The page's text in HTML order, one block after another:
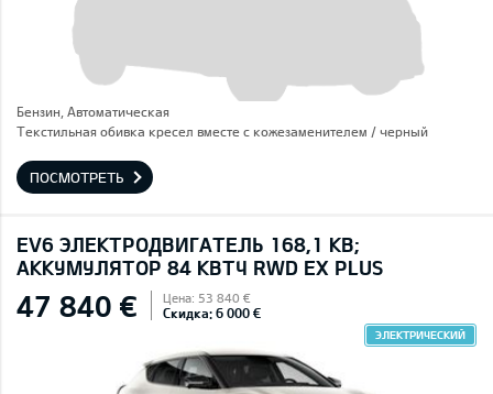
Бензин, Автоматическая
Текстильная обивка кресел вместе с кожезаменителем / черный
ПОСМОТРЕТЬ
EV6 ЭЛЕКТРОДВИГАТЕЛЬ 168,1 КВ;
AККУМУЛЯТОР 84 КВТЧ RWD EX PLUS
47 840 € Цена: 53 840 €
Скидка: 6 000 €
ЭЛЕКТРИЧЕСКИЙ